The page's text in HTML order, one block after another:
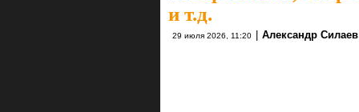
и т.д.
29 июля 2026, 11:20 Александр Силаев